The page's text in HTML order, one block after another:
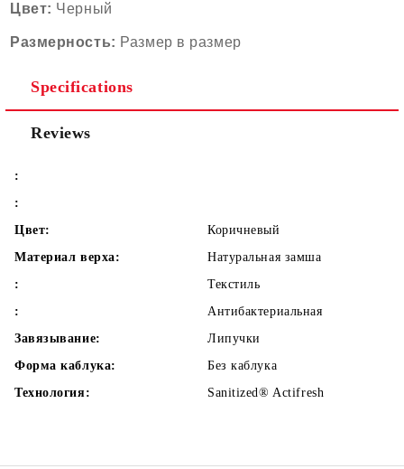
Цвет: Черный
Размерность: Размер в размер
Specifications
Reviews
:
:
Цвет:
Коричневый
Материал верха:
Натуральная замша
:
Текстиль
:
Aнтибактериальная
Завязывание:
Липучки
Форма каблука:
Без каблука
Технология:
Sanitized® Actifresh